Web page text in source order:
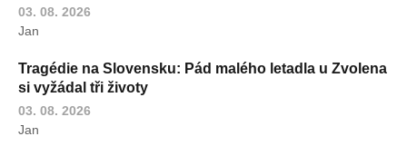
03. 08. 2026
Jan
Tragédie na Slovensku: Pád malého letadla u Zvolena
si vyžádal tři životy
03. 08. 2026
Jan